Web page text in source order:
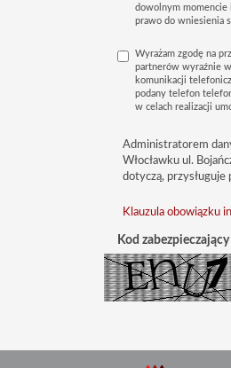
dowolnym momencie
prawo do wniesienia
Wyrażam zgodę na
partnerów wyraźnie
komunikacji
podany telefon
w celach realizacji
Administratorem
Włocławku ul.
dotyczą, przysługuje
Klauzula obowiązku
Kod zabezpieczający